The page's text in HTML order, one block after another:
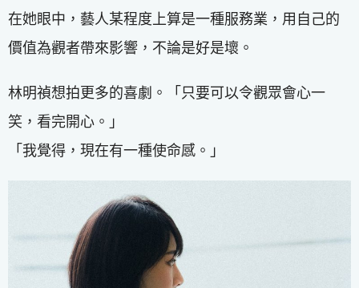
在她眼中，藝人某程度上算是一種服務業，用自己的
價值為觀者帶來影響，不論是好是壞。
林明禎想拍更多的喜劇。「只要可以令觀眾會心一
笑，看完開心。」
「我覺得，現在有一種使命感。」